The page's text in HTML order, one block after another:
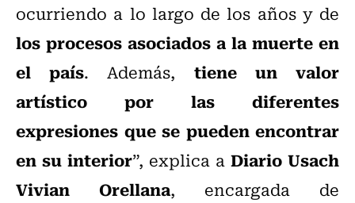
ocurriendo a lo largo de los años y de
los procesos asociados a la muerte en
el país. Además, tiene un valor
artístico por las diferentes
expresiones que se pueden encontrar
en su interior”, explica a Diario Usach
Vivian Orellana, encargada de